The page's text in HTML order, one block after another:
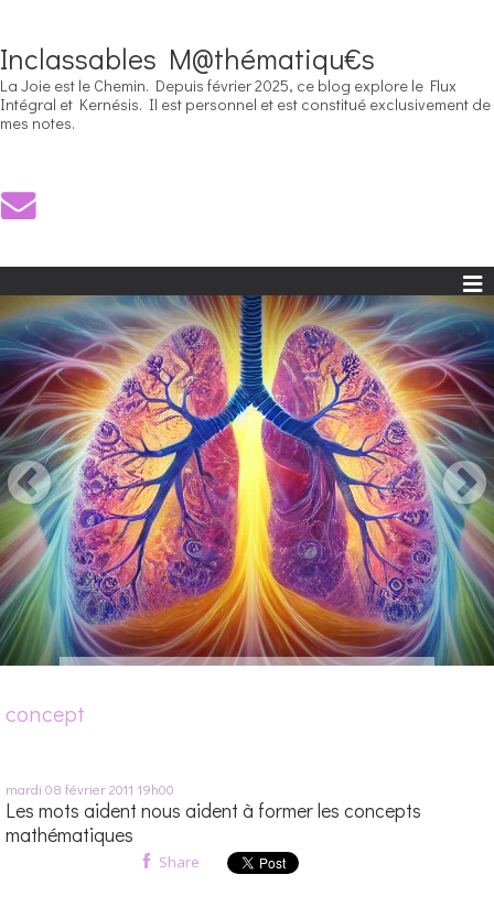
Inclassables M@thématiqu€s
La Joie est le Chemin. Depuis février 2025, ce blog explore le Flux
Intégral et Kernésis. Il est personnel et est constitué exclusivement de
mes notes.
concept
mardi 08 février 2011 19h00
Les mots aident nous aident à former les concepts
mathématiques
Share